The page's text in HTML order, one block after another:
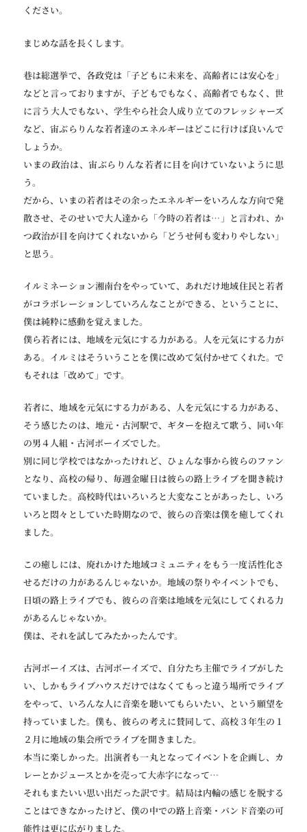
ください。
まじめな話を長くします。
巷は総選挙で、各政党は「子どもに未来を、高齢者には安心を」
などと言っておりますが、子どもでもなく、高齢者でもなく、世
に言う大人でもない、学生やら社会人成り立てのフレッシャーズ
など、宙ぶらりんな若者達のエネルギーはどこに行けば良いんで
しょうか。
いまの政治は、宙ぶらりんな若者に目を向けていないように思
う。
だから、いまの若者はその余ったエネルギーをいろんな方向で発
散させ、そのせいで大人達から「今時の若者は…」と言われ、か
つ政治が目を向けてくれないから「どうせ何も変わりやしない」
と思う。
イルミネーション湘南台をやっていて、あれだけ地域住民と若者
がコラボレーションしていろんなことができる、ということに、
僕は純粋に感動を覚えました。
僕ら若者には、地域を元気にする力がある。人を元気にする力が
ある。イルミはそういうことを僕に改めて気付かせてくれた。で
もそれは「改めて」です。
若者に、地域を元気にする力がある、人を元気にする力がある、
そう感じたのは、地元・古河駅で、ギターを抱えて歌う、同い年
の男４人組・古河ボーイズでした。
別に同じ学校ではなかったけれど、ひょんな事から彼らのファン
となり、高校の帰り、毎週金曜日は彼らの路上ライブを聞き続け
ていました。高校時代はいろいろと大変なことがあったし、いろ
いろと悶々としていた時期なので、彼らの音楽は僕を癒してくれ
ました。
この癒しには、廃れかけた地域コミュニティをもう一度活性化さ
せるだけの力があるんじゃないか。地域の祭りやイベントでも、
日頃の路上ライブでも、彼らの音楽は地域を元気にしてくれる力
があるんじゃないか。
僕は、それを試してみたかったんです。
古河ボーイズは、古河ボーイズで、自分たち主催でライブがした
い、しかもライブハウスだけではなくてもっと違う場所でライブ
をやって、いろんな人に音楽を聴いてもらいたい、という願望を
持っていました。僕も、彼らの考えに賛同して、高校３年生の１
２月に地域の集会所でライブを開きました。
本当に楽しかった。出演者も一丸となってイベントを企画し、カ
レーとかジュースとかを売って大赤字になって…
それもまたいい思い出だった訳です。結局は内輪の感じを脱する
ことはできなかったけど、僕の中での路上音楽・バンド音楽の可
能性は更に広がりました。